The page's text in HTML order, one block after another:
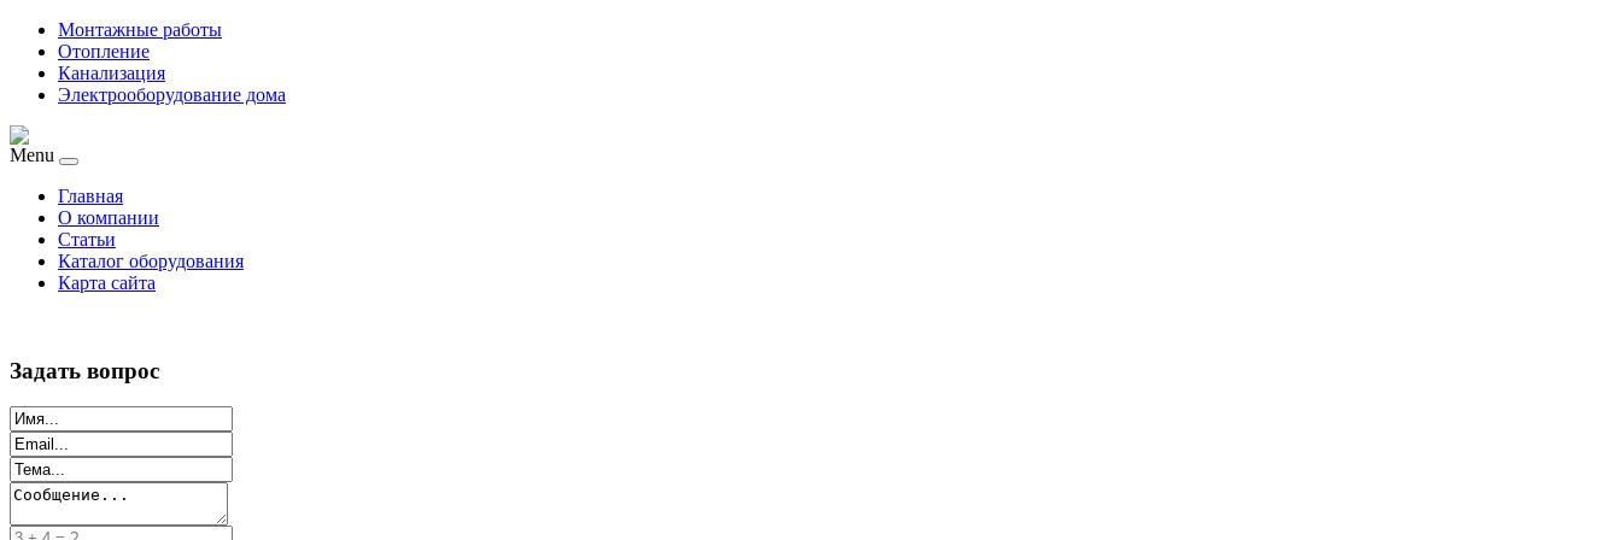
Монтажные работы
Отопление
Канализация
Электрооборудование дома
Menu
Главная
О компании
Статьи
Каталог оборудования
Карта сайта
Задать вопрос